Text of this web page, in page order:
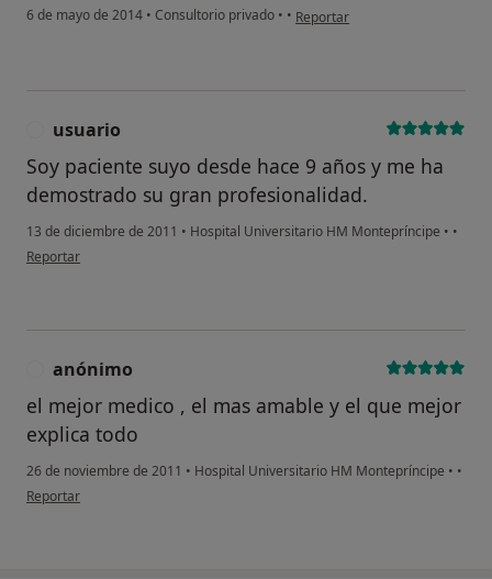
6 de mayo de 2014 • Consultorio privado • • en opinión del usuario Cuenta
Reportar
usuario
Soy paciente suyo desde hace 9 años y me ha
demostrado su gran profesionalidad.
13 de diciembre de 2011 • Hospital Universitario HM Montepríncipe • •
en opinión del usuario usuario
Reportar
anónimo
el mejor medico , el mas amable y el que mejor
explica todo
26 de noviembre de 2011 • Hospital Universitario HM Montepríncipe • •
en opinión del usuario anónimo
Reportar